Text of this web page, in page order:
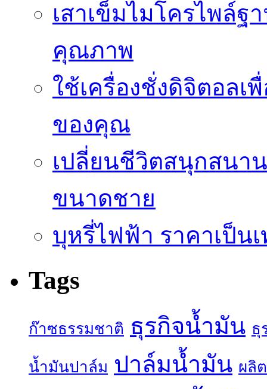
เสาเข็มไมโครไพล์ฐ
คุณภาพ
ใช้เครื่องชั่งดิจิตอล
ของคุณ
เปลี่ยนชีวิตสนุกสนา
ขนาดชาย
บุหรี่ไฟฟ้า ราคาเป็น
Tags
ก๊าซธรรมชาติ ธุรกิจน้ำมัน ธุ
น้ำมันปาล์ม ปาล์มน้ำมัน ผลิ